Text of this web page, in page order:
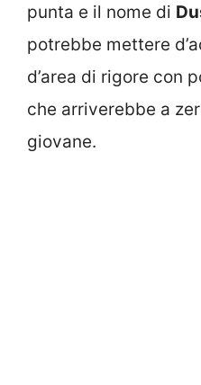
punta e il nome di
potrebbe mettere
d’area di rigore con
che arriverebbe a
giovane.